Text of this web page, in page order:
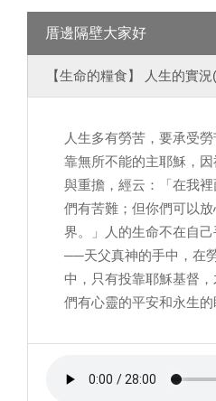
厝邊隔壁大家好
【生命的糧食】 人生的實
人生多有勞苦，要承受
靠無所不能的主耶穌，
與重擔，經云：「在我
們有苦難；但你們可以
界。」人的生命不在自
──天父真神的手中，在
中，只有投靠耶穌基督
們有心靈的平安和永生